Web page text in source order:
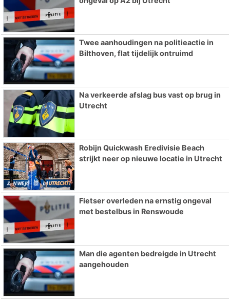
Twee aanhoudingen na politieactie in
Bilthoven, flat tijdelijk ontruimd
Na verkeerde afslag bus vast op brug in
Utrecht
Robijn Quickwash Eredivisie Beach
strijkt neer op nieuwe locatie in Utrecht
Fietser overleden na ernstig ongeval
met bestelbus in Renswoude
Man die agenten bedreigde in Utrecht
aangehouden